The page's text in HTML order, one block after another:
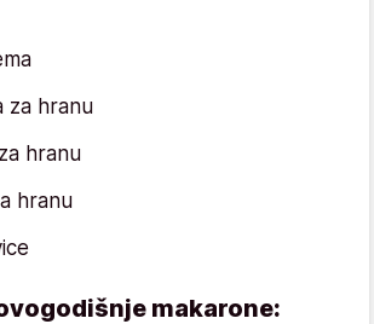
za hranu
hranu
hranu
makarone: